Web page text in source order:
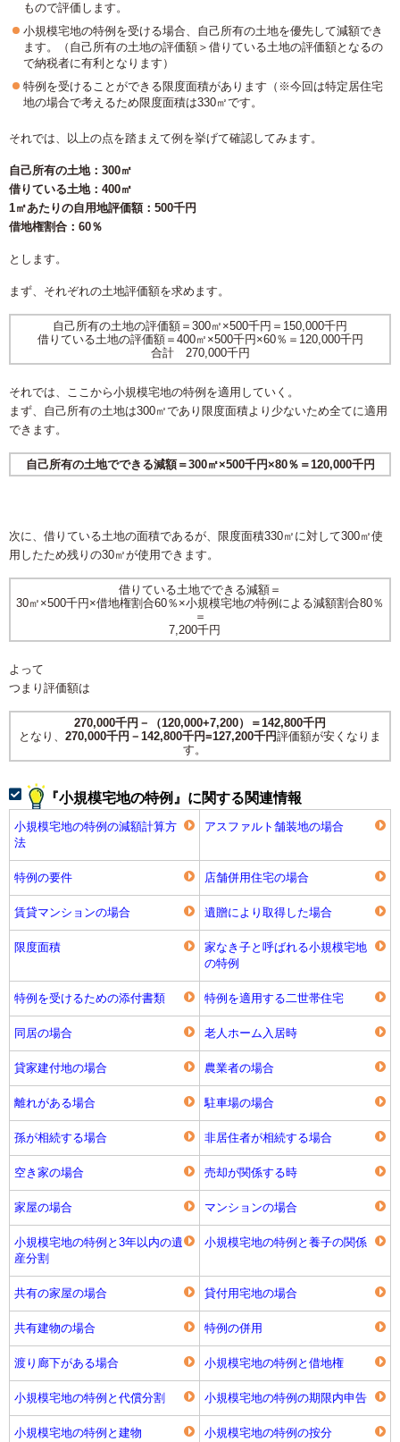
もので評価します。
小規模宅地の特例を受ける場合、自己所有の土地を優先して減額でき
ます。（自己所有の土地の評価額＞借りている土地の評価額となるの
で納税者に有利となります）
特例を受けることができる限度面積があります（※今回は特定居住宅
地の場合で考えるため限度面積は330㎡です。
それでは、以上の点を踏まえて例を挙げて確認してみます。
自己所有の土地：300㎡
借りている土地：400㎡
1㎡あたりの自用地評価額：500千円
借地権割合：60％
とします。
まず、それぞれの土地評価額を求めます。
自己所有の土地の評価額＝300㎡×500千円＝150,000千円
借りている土地の評価額＝400㎡×500千円×60％＝120,000千円
合計 270,000千円
それでは、ここから小規模宅地の特例を適用していく。
まず、自己所有の土地は300㎡であり限度面積より少ないため全てに適用
できます。
自己所有の土地でできる減額＝300㎡×500千円×80％＝120,000千円
次に、借りている土地の面積であるが、限度面積330㎡に対して300㎡使
用したため残りの30㎡が使用できます。
借りている土地でできる減額＝
30㎡×500千円×借地権割合60％×小規模宅地の特例による減額割合80％
＝
7,200千円
よって
つまり評価額は
270,000千円－（120,000+7,200）＝142,800千円
となり、 270,000千円－142,800千円=127,200千円評価額が安くなりま
す。
『小規模宅地の特例』に関する関連情報
小規模宅地の特例の減額計算方
法
アスファルト舗装地の場合
特例の要件 店舗併用住宅の場合
賃貸マンションの場合 遺贈により取得した場合
限度面積
家なき子と呼ばれる小規模宅地
の特例
特例を受けるための添付書類 特例を適用する二世帯住宅
同居の場合 老人ホーム入居時
貸家建付地の場合 農業者の場合
離れがある場合 駐車場の場合
孫が相続する場合 非居住者が相続する場合
空き家の場合 売却が関係する時
家屋の場合 マンションの場合
小規模宅地の特例と3年以内の遺
産分割
小規模宅地の特例と養子の関係
共有の家屋の場合 貸付用宅地の場合
共有建物の場合 特例の併用
渡り廊下がある場合 小規模宅地の特例と借地権
小規模宅地の特例と代償分割 小規模宅地の特例の期限内申告
小規模宅地の特例と建物 小規模宅地の特例の按分